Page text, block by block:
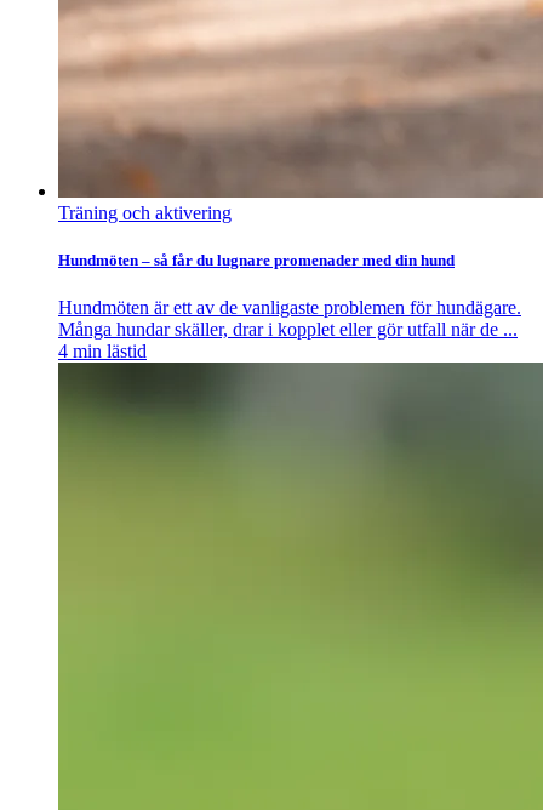
Träning och aktivering
Hundmöten – så får du lugnare promenader med din hund
Hundmöten är ett av de vanligaste problemen för hundägare.
Många hundar skäller, drar i kopplet eller gör utfall när de ...
4 min lästid